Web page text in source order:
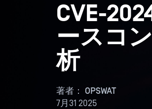
CVE-
ースコ
析
著者： OPSWAT
7月31 2025